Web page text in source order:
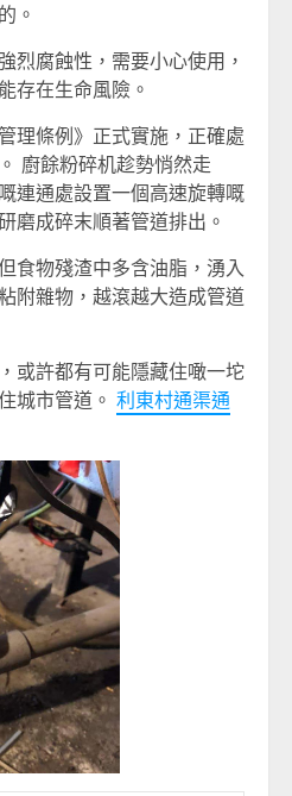
。
烈腐蝕性，需要小心使用，
存在生命風險。
理條例》正式實施，正確處
廚餘粉碎机趁勢悄然走
連通處設置一個高速旋轉嘅
磨成碎末順著管道排出。
食物殘渣中多含油脂，湧入
附雜物，越滾越大造成管道
或許都有可能隱藏住噉一坨
城市管道。 利東村通渠通